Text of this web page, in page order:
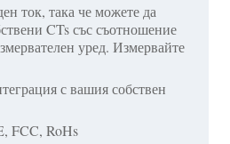
ток, така че можете да
CTs със съотношение
уред. Измервайте
с вашия собствен
FCC, RoHs